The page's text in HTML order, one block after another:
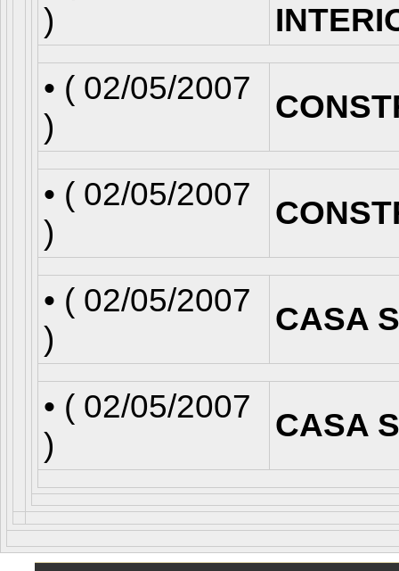
)
• ( 02/05/2007
)
• ( 02/05/2007
)
• ( 02/05/2007
)
CASA
• ( 02/05/2007
)
CASA